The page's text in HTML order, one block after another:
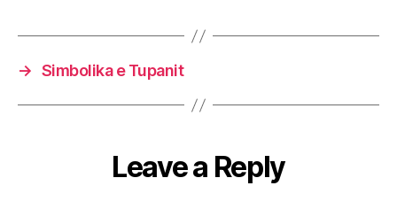
→ Simbolika e Tupanit
Leave a Reply